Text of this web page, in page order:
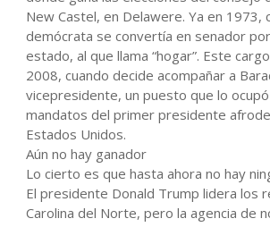
New Castel, en Delawere. Ya en 1973,
demócrata se convertía en senador
estado, al que llama “hogar”. Este
2008, cuando decide acompañar a
vicepresidente, un puesto que lo
mandatos del primer presidente
Estados Unidos.
Aún no hay ganador
Lo cierto es que hasta ahora no hay
El presidente Donald Trump lidera los
Carolina del Norte, pero la agencia de